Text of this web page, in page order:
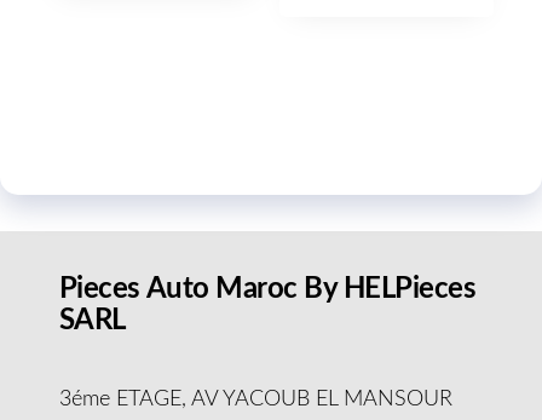
Pieces Auto Maroc By HELPieces
SARL
3éme ETAGE, AV YACOUB EL MANSOUR